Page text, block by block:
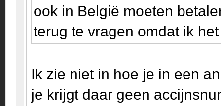
ook in België moeten
terug te vragen omdat ik
Ik zie niet in hoe je in een
je krijgt daar geen